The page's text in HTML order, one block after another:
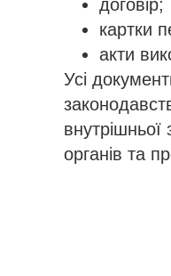
договір;
картки
акти
Усі
внутрішньої
органів та